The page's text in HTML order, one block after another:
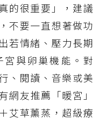
的很重要」，建議
不要一直想著做功
若情緒、壓力長期
與卵巢機能。對
、閱讀、音樂或美
網友推薦「暖宮」
艾草薰蒸，超級療